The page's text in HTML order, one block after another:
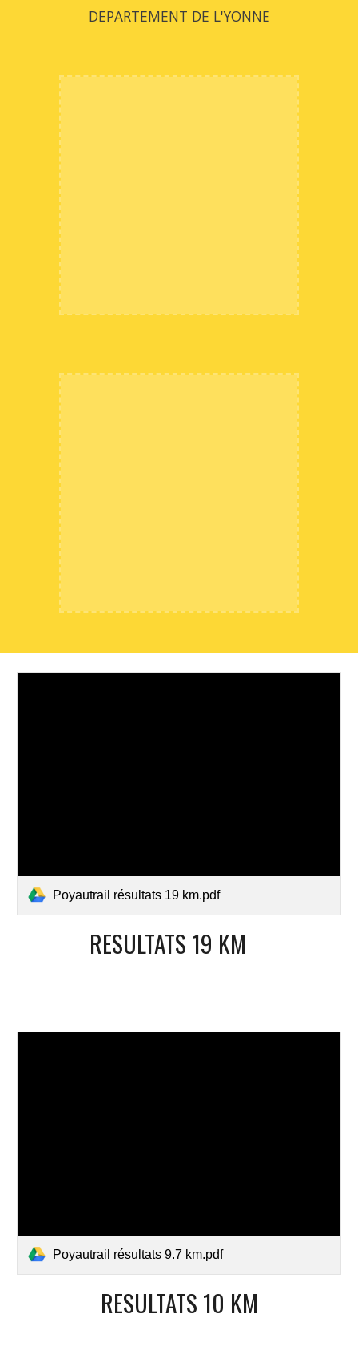
DEPARTEMENT DE L'YONNE
Poyautrail résultats 19 km.pdf
RESULTATS 19 KM
Poyautrail résultats 9.7 km.pdf
RESULTATS 10 KM